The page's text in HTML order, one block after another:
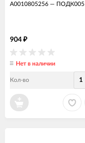
A0010805256 — ПОДК005
904 ₽
Нет в наличии
Кол-во